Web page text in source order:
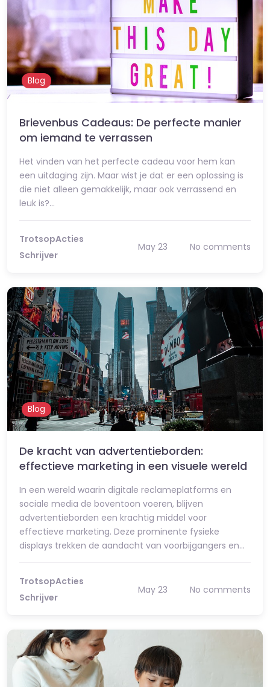
Blog
Brievenbus Cadeaus: De perfecte manier
om iemand te verrassen
Het vinden van het perfecte cadeau voor hem kan
een uitdaging zijn. Maar wist je dat er een oplossing is
die niet alleen gemakkelijk, maar ook verrassend en
leuk is?…
TrotsopActies
Schrijver
May 23 No comments
Blog
De kracht van advertentieborden:
effectieve marketing in een visuele wereld
In een wereld waarin digitale reclameplatforms en
sociale media de boventoon voeren, blijven
advertentieborden een krachtig middel voor
effectieve marketing. Deze prominente fysieke
displays trekken de aandacht van voorbijgangers en…
TrotsopActies
Schrijver
May 23 No comments